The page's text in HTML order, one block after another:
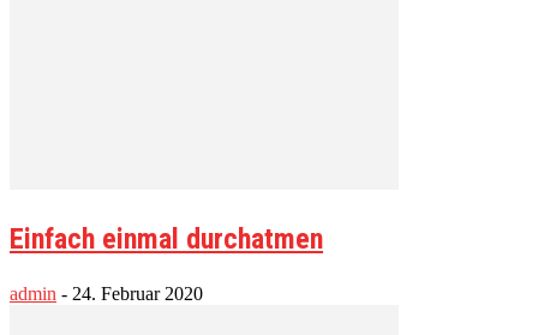
Einfach einmal durchatmen
admin - 24. Februar 2020